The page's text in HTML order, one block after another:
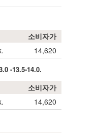
소비자가
14,620
-13.5-14.0.
소비자가
14,620